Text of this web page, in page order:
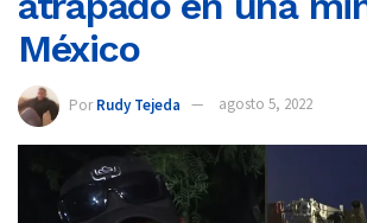
México
Por Rudy Tejeda agosto 5, 2022